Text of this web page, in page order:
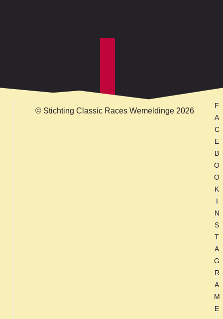
© Stichting Classic Races Wemeldinge 2026
F
A
C
E
B
O
O
K
I
N
S
T
A
G
R
A
M
E